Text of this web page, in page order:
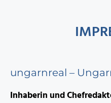
ungarnreal –
Inhaberin und